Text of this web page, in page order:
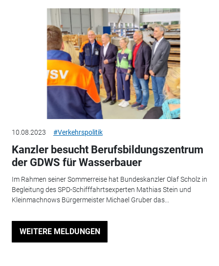
10.08.2023 #Verkehrspolitik
Kanzler besucht Berufsbildungszentrum
der GDWS für Wasserbauer
Im Rahmen seiner Sommerreise hat Bundeskanzler Olaf Scholz in
Begleitung des SPD-Schifffahrtsexperten Mathias Stein und
Kleinmachnows Bürgermeister Michael Gruber das...
WEITERE MELDUNGEN